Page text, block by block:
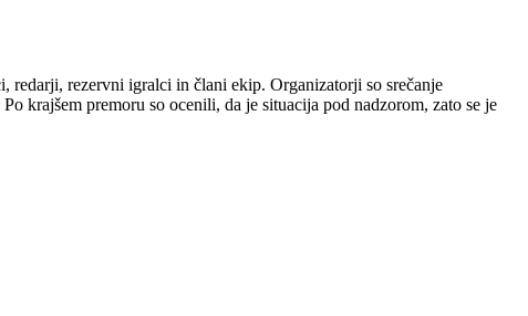
redarji, rezervni igralci in člani ekip. Organizatorji so srečanje
krajšem premoru so ocenili, da je situacija pod nadzorom, zato se je